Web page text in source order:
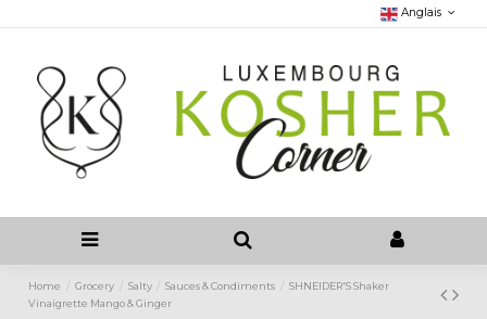
Anglais
Home Grocery Salty Sauces & Condiments
SHNEIDER'S Shaker
Vinaigrette Mango & Ginger